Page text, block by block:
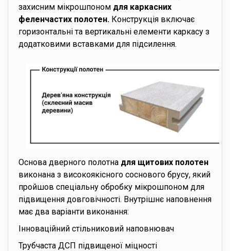
захисним мікрошпоном для каркасних
феленчастих полотен. Конструкція включає
горизонтальні та вертикальні елементи каркасу з
додатковими вставками для підсилення.
Основа дверного полотна для щитових полотен
виконана з високоякісного соснового брусу, який
пройшов спеціальну обробку мікрошпоном для
підвищення довговічності. Внутрішнє наповнення
має два варіанти виконання:
Інноваційний стільниковий наповнювач
Трубчаста ДСП підвищеної міцності